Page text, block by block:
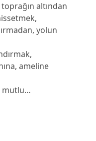
altından
yolun
ameline
mutlu…